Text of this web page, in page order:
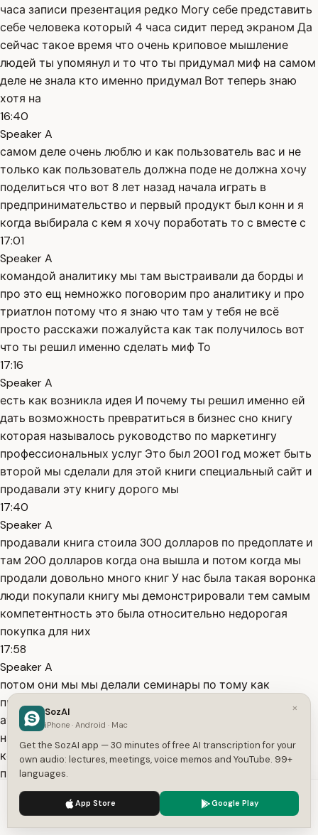
часа записи презентация редко Могу себе представить
себе человека который 4 часа сидит перед экраном Да
сейчас такое время что очень криповое мышление
людей ты упомянул и то что ты придумал миф на самом
деле не знала кто именно придумал Вот теперь знаю
хотя на
16:40
Speaker A
самом деле очень люблю и как пользователь вас и не
только как пользователь должна поде не должна хочу
поделиться что вот 8 лет назад начала играть в
предпринимательство и первый продукт был конн и я
когда выбирала с кем я хочу поработать то с вместе с
17:01
Speaker A
командой аналитику мы там выстраивали да борды и
про это ещ немножко поговорим про аналитику и про
триатлон потому что я знаю что там у тебя не всё
просто расскажи пожалуйста как так получилось вот
что ты решил именно сделать миф То
17:16
Speaker A
есть как возникла идея И почему ты решил именно ей
дать возможность превратиться в бизнес сно книгу
которая называлось руководство по маркетингу
профессиональных услуг Это был 2001 год может быть
второй мы сделали для этой книги специальный сайт и
продавали эту книгу дорого мы
17:40
Speaker A
продавали книга стоила 300 долларов по предоплате и
там 200 долларов когда она вышла и потом когда мы
продали довольно много книг У нас была такая воронка
люди покупали книгу мы демонстрировали тем самым
компетентность это была относительно недорогая
покупка для них
17:58
Speaker A
потом они мы мы делали семинары по тому как
продавать незримые услуги консалтинговые
аудиторские услуги архитектора И следующий этап у
нас заказывали работу то есть Мы работали как
консультанты для компаний которые оказывали
профессиональных услуги Но первый шагом первым
шагом была Книга и в
18:19
Speaker A
We use cookies to enhance your experience.
×
SozAI
iPhone · Android · Mac
Get the SozAI app — 30 minutes of free AI transcription for your
own audio: lectures, meetings, voice memos and YouTube. 99+
languages.
App Store Google Play